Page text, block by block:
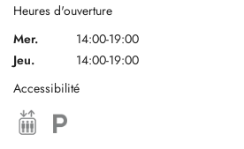
Heures d'ouverture
Mer.
14:00-19:00
Jeu.
14:00-19:00
Accessibilité